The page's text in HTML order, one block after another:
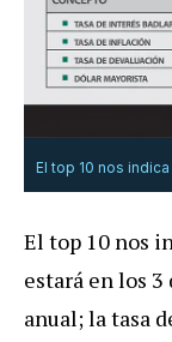
El top 10 nos
El top 10 nos
estará en los
anual; la tasa